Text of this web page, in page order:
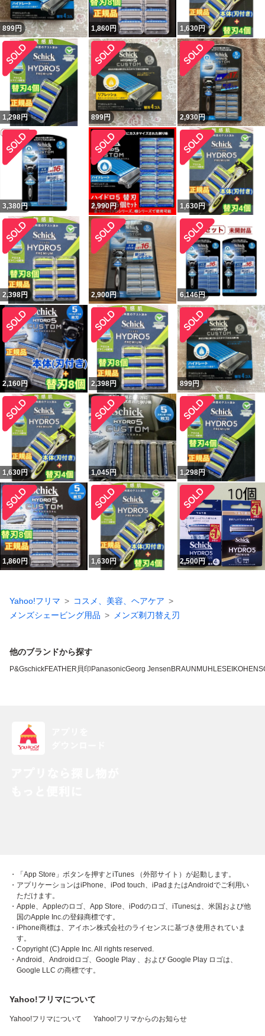
899円 1,860円 1,630円
1,298円 899円 2,930円
3,380 円 2,990円 1,630円
2,398円 2,900円 6,146円
2,160円 2,398円 899円
1,630円 1,045円 1,298円
1,860円 1,630円 2,500円
Yahoo!フリマ
コスメ、美容、ヘアケア
メンズシェービング用品
メンズ剃刀替え刃
他のブランドから探す
P&GschickFEATHER 貝印 PanasonicGeorg Jensen BRAUN MUHLESEIKO
・「App Store」ボタンを押すとiTunes （外部サイト）が起動します。
・アプリケーションはiPhone、iPod touch、iPadまたはAndroidでご利用い
ただけます。
・Apple、Appleのロゴ、App Store、iPodのロゴ、iTunesは、米国および他
国のApple Inc.の登録商標です。
・iPhone商標は、アイホン株式会社のライセンスに基づき使用されていま
す。
・Copyright (C) Apple Inc. All rights reserved.
・Android、Androidロゴ、Google Play 、および Google Play ロゴは、
Google LLC の商標です。
Yahoo!フリマについて
Yahoo!フリマについて Yahoo!フリマからのお知らせ